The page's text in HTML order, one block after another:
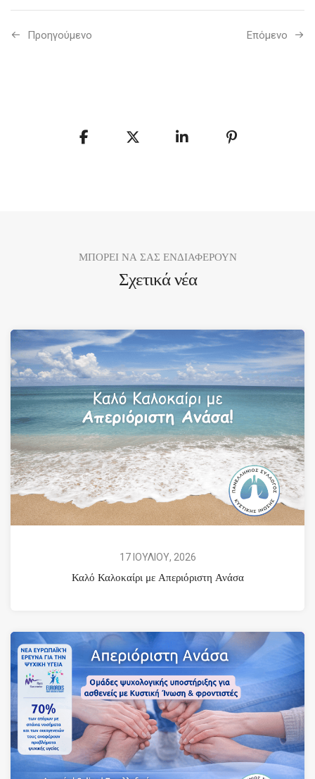
Προηγούμενo Επόμενο
ΜΠΟΡΕΙ ΝΑ ΣΑΣ ΕΝΔΙΑΦΕΡΟΥΝ
Σχετικά νέα
17 ΙΟΥΛΙΟΥ, 2026
Καλό Καλοκαίρι με Απεριόριστη Ανάσα